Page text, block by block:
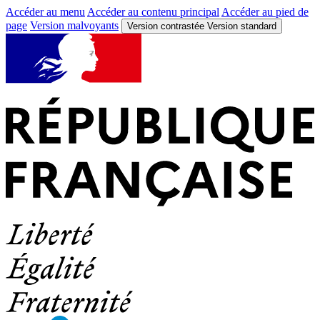
Accéder au menu Accéder au contenu principal Accéder au pied de
page Version malvoyants Version contrastée Version standard